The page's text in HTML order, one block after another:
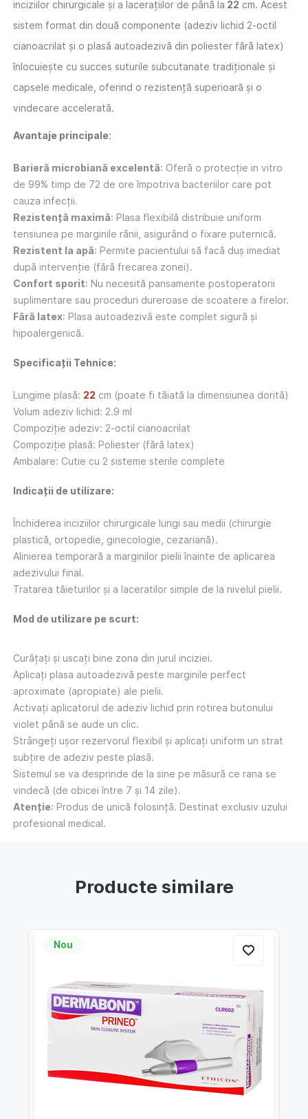
inciziilor chirurgicale și a lacerațiilor de până la 22 cm. Acest
sistem format din două componente (adeziv lichid 2-octil
cianoacrilat și o plasă autoadezivă din poliester fără latex)
înlocuiește cu succes suturile subcutanate tradiționale și
capsele medicale, oferind o rezistență superioară și o
vindecare accelerată.
Avantaje principale:
Barieră microbiană excelentă: Oferă o protecție in vitro
de 99% timp de 72 de ore împotriva bacteriilor care pot
cauza infecții.
Rezistență maximă: Plasa flexibilă distribuie uniform
tensiunea pe marginile rănii, asigurând o fixare puternică.
Rezistent la apă: Permite pacientului să facă duș imediat
după intervenție (fără frecarea zonei).
Confort sporit: Nu necesită pansamente postoperatorii
suplimentare sau proceduri dureroase de scoatere a firelor.
Fără latex: Plasa autoadezivă este complet sigură și
hipoalergenică.
Specificații Tehnice:
Lungime plasă: 22 cm (poate fi tăiată la dimensiunea dorită)
Volum adeziv lichid: 2.9 ml
Compoziție adeziv: 2-octil cianoacrilat
Compoziție plasă: Poliester (fără latex)
Ambalare: Cutie cu 2 sisteme sterile complete
Indicații de utilizare:
Închiderea inciziilor chirurgicale lungi sau medii (chirurgie
plastică, ortopedie, ginecologie, cezariană).
Alinierea temporară a marginilor pielii înainte de aplicarea
adezivului final.
Tratarea tăieturilor și a laceratilor simple de la nivelul pielii.
Mod de utilizare pe scurt:
Curățați și uscați bine zona din jurul inciziei.
Aplicați plasa autoadezivă peste marginile perfect
aproximate (apropiate) ale pielii.
Activați aplicatorul de adeziv lichid prin rotirea butonului
violet până se aude un clic.
Strângeți ușor rezervorul flexibil și aplicați uniform un strat
subțire de adeziv peste plasă.
Sistemul se va desprinde de la sine pe măsură ce rana se
vindecă (de obicei între 7 și 14 zile).
Atenție: Produs de unică folosință. Destinat exclusiv uzului
profesional medical.
Producte similare
Nou